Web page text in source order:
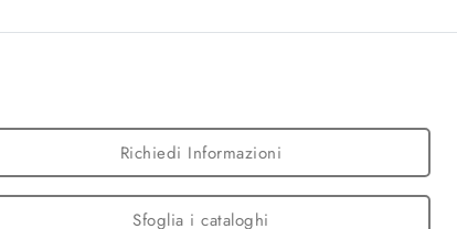
Richiedi Informazioni
Sfoglia i cataloghi